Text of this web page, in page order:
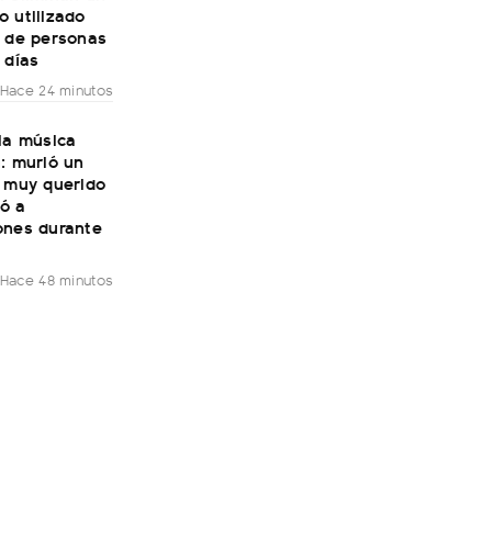
utilizado
personas
Hace 24 minutos
música
murió un
querido
a
durante
Hace 48 minutos